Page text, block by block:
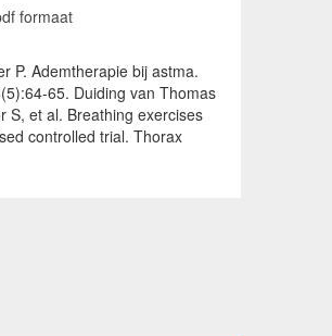
formaat
P. Ademtherapie bij astma.
65. Duiding van Thomas
S, et al. Breathing exercises
controlled trial. Thorax